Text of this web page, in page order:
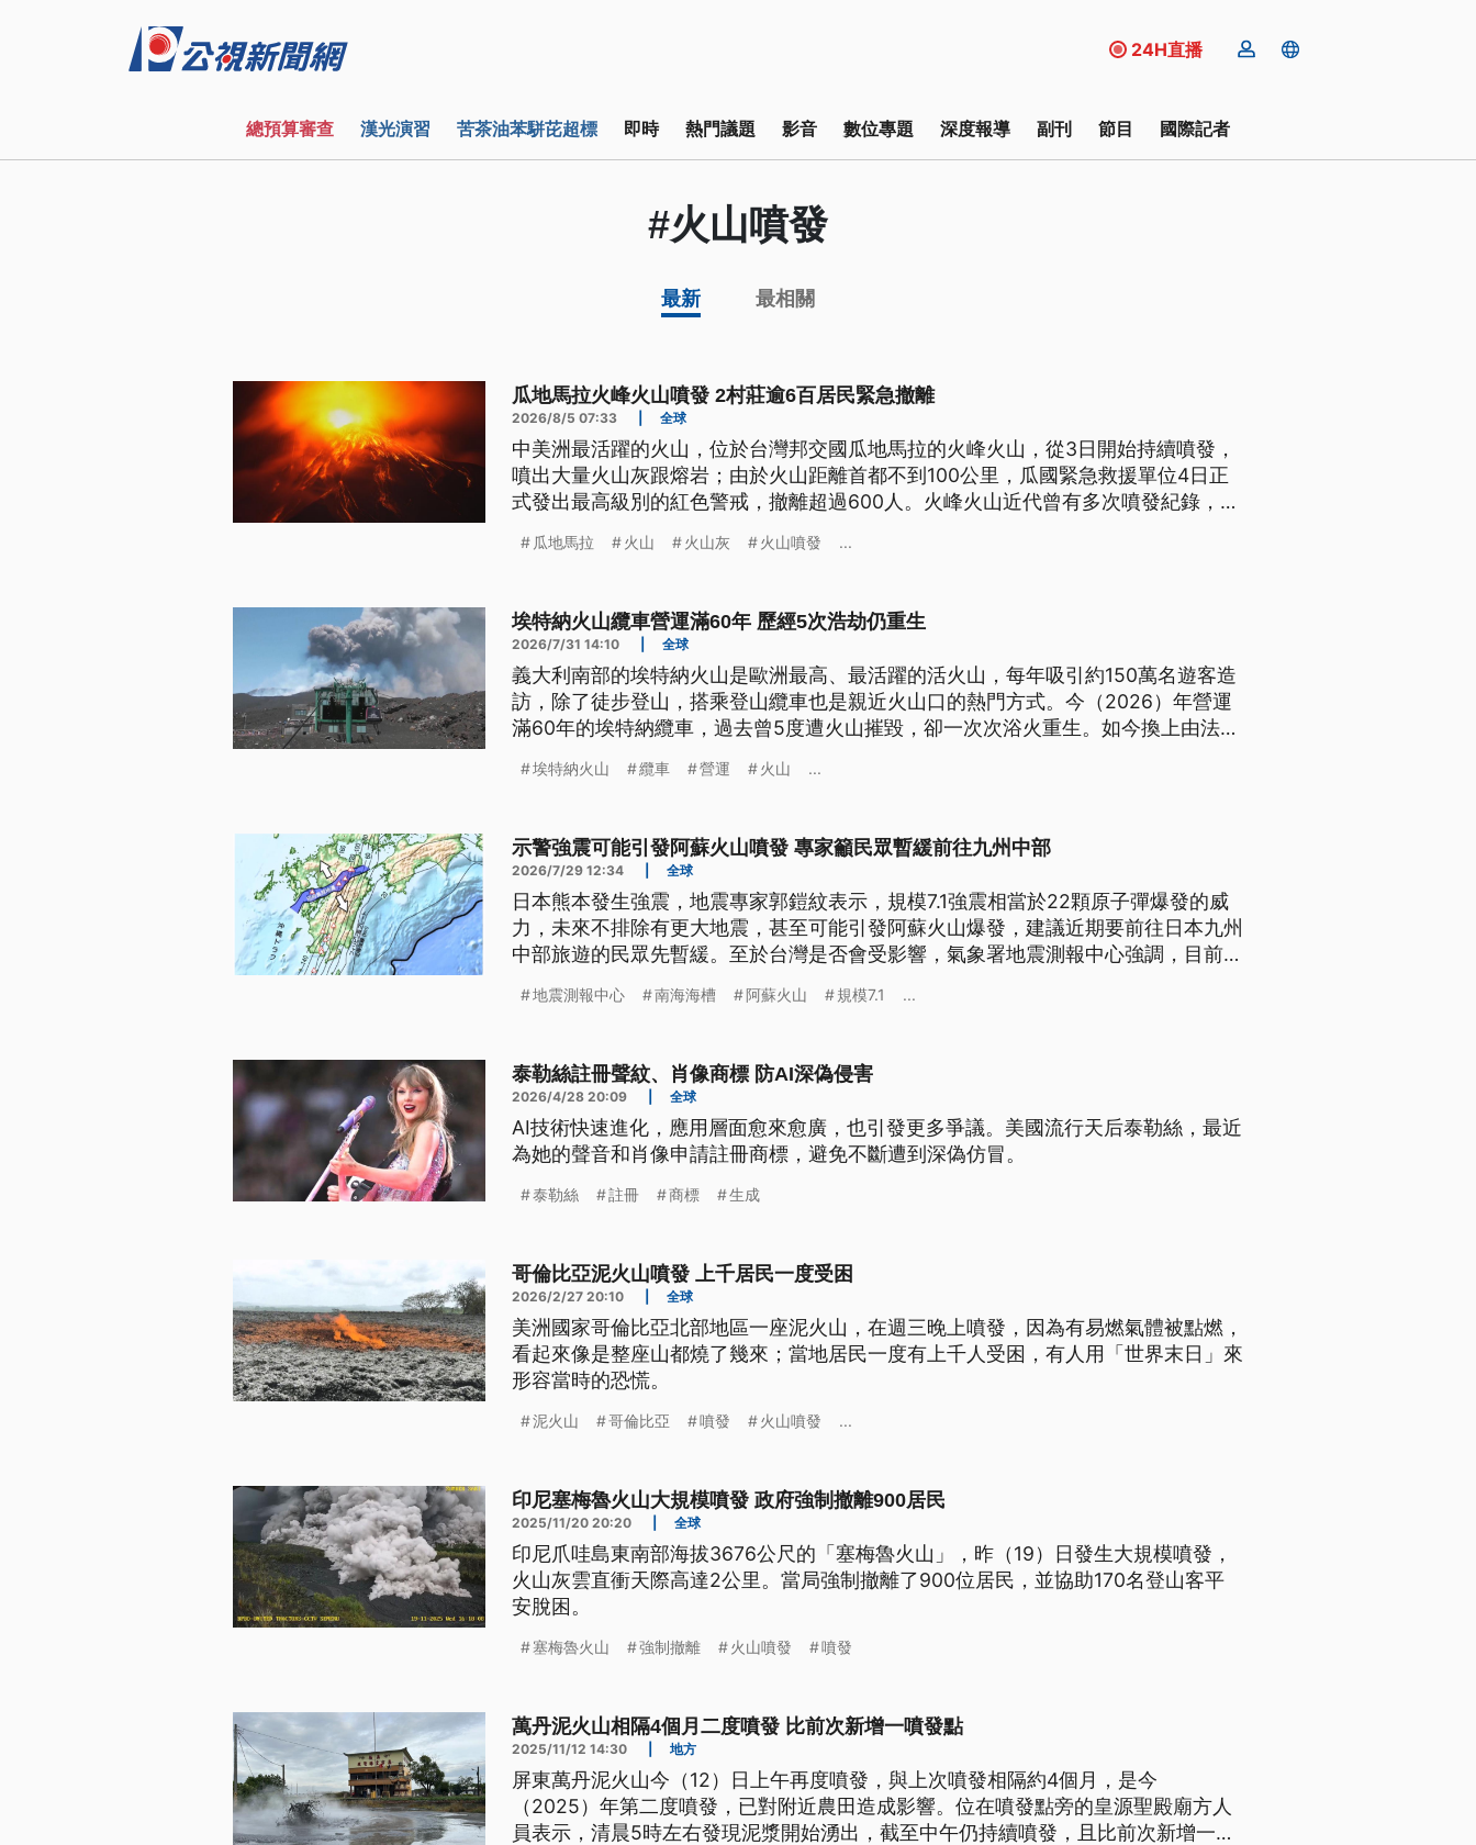
24H直播
總預算審查 漢光演習 苦茶油苯駢芘超標 即時 熱門議題 影音 數位專題 深度報導 副刊 節目 國際記者
#火山噴發
最新 最相關
瓜地馬拉火峰火山噴發 2村莊逾6百居民緊急撤離
2026/8/5 07:33 全球
中美洲最活躍的火山，位於台灣邦交國瓜地馬拉的火峰火山，從3日開始持續噴發，
噴出大量火山灰跟熔岩；由於火山距離首都不到100公里，瓜國緊急救援單位4日正
式發出最高級別的紅色警戒，撤離超過600人。火峰火山近代曾有多次噴發紀錄，造
瓜地馬拉 火山 火山灰 火山噴發 ...
埃特納火山纜車營運滿60年 歷經5次浩劫仍重生
2026/7/31 14:10 全球
義大利南部的埃特納火山是歐洲最高、最活躍的活火山，每年吸引約150萬名遊客造
訪，除了徒步登山，搭乘登山纜車也是親近火山口的熱門方式。今（2026）年營運
滿60年的埃特納纜車，過去曾5度遭火山摧毀，卻一次次浴火重生。如今換上由法拉
埃特納火山 纜車 營運 火山 ...
示警強震可能引發阿蘇火山噴發 專家籲民眾暫緩前往九州中部
2026/7/29 12:34 全球
日本熊本發生強震，地震專家郭鎧紋表示，規模7.1強震相當於22顆原子彈爆發的威
力，未來不排除有更大地震，甚至可能引發阿蘇火山爆發，建議近期要前往日本九州
中部旅遊的民眾先暫緩。至於台灣是否會受影響，氣象署地震測報中心強調，目前太
地震測報中心 南海海槽 阿蘇火山 規模7.1 ...
泰勒絲註冊聲紋、肖像商標 防AI深偽侵害
2026/4/28 20:09 全球
AI技術快速進化，應用層面愈來愈廣，也引發更多爭議。美國流行天后泰勒絲，最近
為她的聲音和肖像申請註冊商標，避免不斷遭到深偽仿冒。
泰勒絲 註冊 商標 生成
哥倫比亞泥火山噴發 上千居民一度受困
2026/2/27 20:10 全球
美洲國家哥倫比亞北部地區一座泥火山，在週三晚上噴發，因為有易燃氣體被點燃，
看起來像是整座山都燒了幾來；當地居民一度有上千人受困，有人用「世界末日」來
形容當時的恐慌。
泥火山 哥倫比亞 噴發 火山噴發 ...
印尼塞梅魯火山大規模噴發 政府強制撤離900居民
2025/11/20 20:20 全球
印尼爪哇島東南部海拔3676公尺的「塞梅魯火山」，昨（19）日發生大規模噴發，
火山灰雲直衝天際高達2公里。當局強制撤離了900位居民，並協助170名登山客平
安脫困。
塞梅魯火山 強制撤離 火山噴發 噴發
萬丹泥火山相隔4個月二度噴發 比前次新增一噴發點
2025/11/12 14:30 地方
屏東萬丹泥火山今（12）日上午再度噴發，與上次噴發相隔約4個月，是今
（2025）年第二度噴發，已對附近農田造成影響。位在噴發點旁的皇源聖殿廟方人
員表示，清晨5時左右發現泥漿開始湧出，截至中午仍持續噴發，且比前次新增一處